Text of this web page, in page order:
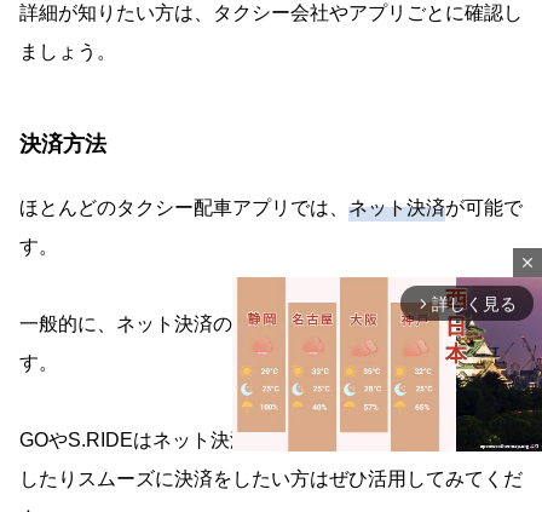
詳細が知りたい方は、タクシー会社やアプリごとに確認し
ましょう。
決済方法
ほとんどのタクシー配車アプリでは、 ネット決済が可能で
す。
一般的に、ネット決済の場合のみクーポンが利用できま
す。
GOやS.RIDEはネット決済が可能なため、クーポンを利用
したりスムーズに決済をしたい方はぜひ活用してみてくだ
close
arrow_forward_ios 詳しく見る